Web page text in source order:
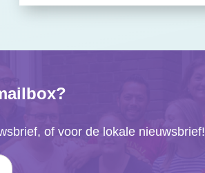
of voor de lokale nieuwsbrief!